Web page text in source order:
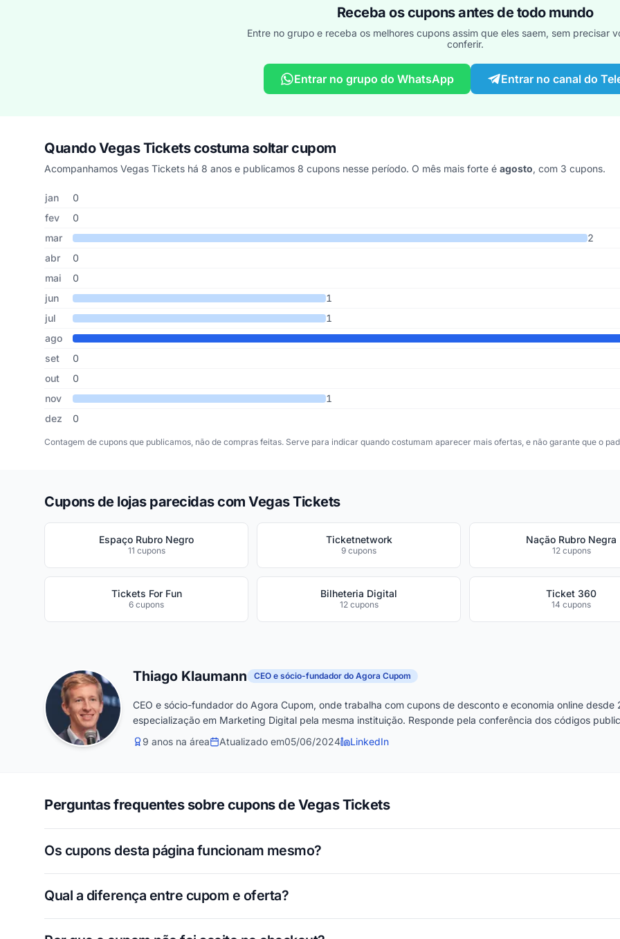
Receba os cupons antes de todo mundo
Entre no grupo e receba os melhores cupons assim que eles saem, sem precisar
conferir.
Entrar no grupo do WhatsApp Entrar no canal do
Quando Vegas Tickets costuma soltar cupom
Acompanhamos Vegas Tickets há 8 anos e publicamos 8 cupons nesse período. O mês mais forte é agosto, com 3 cupons.
Cupons de Vegas Tickets publicados por mês, somando os últimos 8 anos
Mês Cupons publicados
jan
0
fev
0
mar
2
abr
0
mai
0
jun
1
jul
1
ago
set
0
out
0
nov
1
dez
0
Contagem de cupons que publicamos, não de compras feitas. Serve para indicar quando costumam aparecer mais ofertas, e não garante que o
Cupons de lojas parecidas com Vegas Tickets
Espaço Rubro Negro
11 cupons
Ticketnetwork
9 cupons
Nação Rubro Negra
12 cupons
Tickets For Fun
6 cupons
Bilheteria Digital
12 cupons
Ticket 360
14 cupons
Thiago Klaumann CEO e sócio-fundador do Agora Cupom
CEO e sócio-fundador do Agora Cupom, onde trabalha com cupons de desconto e economia online desde
especialização em Marketing Digital pela mesma instituição. Responde pela conferência dos códigos
9 anos na área
Atualizado em05/06/2024 LinkedIn
Perguntas frequentes sobre cupons de Vegas Tickets
Os cupons desta página funcionam mesmo?
Qual a diferença entre cupom e oferta?